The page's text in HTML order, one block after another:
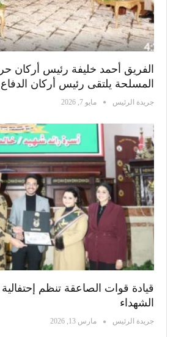
الفريق أحمد خليفة رئيس أركان
المسلحة يلتقى رئيس أركان الدفاع
جريدة الرئيس مايو 7, 2026
قيادة قوات الصاعقة تنظم
الشهداء
جريدة الرئيس مارس 13, 2026